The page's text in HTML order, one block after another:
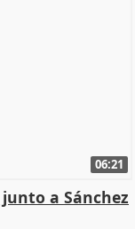
06:21
a Sánchez